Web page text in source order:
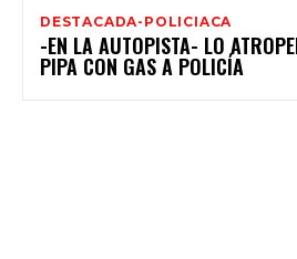
DESTACADA-POLICIACA
-EN LA AUTOPISTA- LO
PIPA CON GAS A POLICÍA